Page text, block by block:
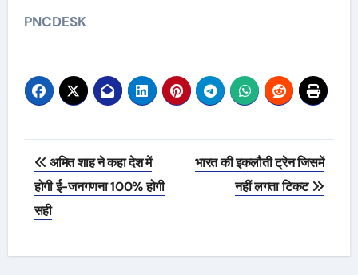
PNCDESK
Post
navigation
अमित शाह ने कहा देश में
होगी ई-जनगणना 100% होगी
सही
भारत की इकलौती ट्रेन जिसमें
नहीं लगता टिकट